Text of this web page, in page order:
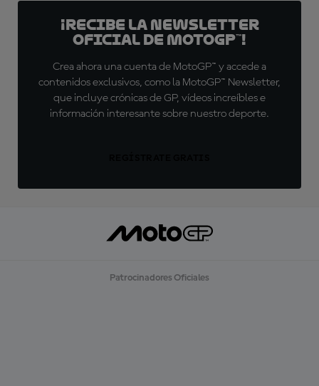
¡Recibe la Newsletter
oficial de MotoGP™!
Crea ahora una cuenta de MotoGP™ y accede a
contenidos exclusivos, como la MotoGP™ Newsletter,
que incluye crónicas de GP, vídeos increíbles e
información interesante sobre nuestro deporte.
Patrocinadores Oficiales